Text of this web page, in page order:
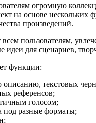
огромную
на основе нескольких
произведений.
пользователям,
идеи для сценариев,
функции:
описанию, текстовых
референсов;
голосом;
под разные форматы;